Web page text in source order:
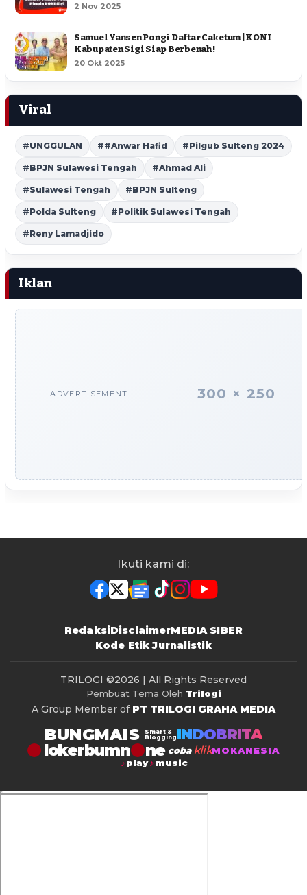
2 Nov 2025
Samuel Yansen Pongi Daftar Caketum | KONI
Kabupaten Sigi Siap Berbenah !
20 Okt 2025
Viral
#UNGGULAN ##Anwar Hafid #Pilgub Sulteng 2024
#BPJN Sulawesi Tengah #Ahmad Ali
#Sulawesi Tengah #BPJN Sulteng
#Polda Sulteng #Politik Sulawesi Tengah
#Reny Lamadjido
Iklan
ADVERTISEMENT 300 × 250
Ikuti kami di:
RedaksiDisclaimerMEDIA SIBER
Kode Etik Jurnalistik
TRILOGI ©2026 | All Rights Reserved
Pembuat Tema Oleh Trilogi
A Group Member of PT TRILOGI GRAHA MEDIA
BUNGMAIS
Smart &
Blogging INDOBRITA
lokerbumn coba klikMOKANESIA
play
music